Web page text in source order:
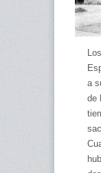
a
de